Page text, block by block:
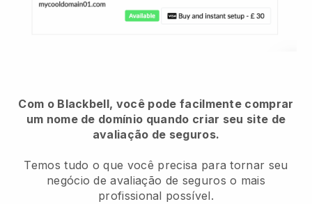
Com o Blackbell, você pode facilmente comprar
um nome de domínio quando criar seu site de
avaliação de seguros.
Temos tudo o que você precisa para tornar seu
negócio de avaliação de seguros o mais
profissional possível.